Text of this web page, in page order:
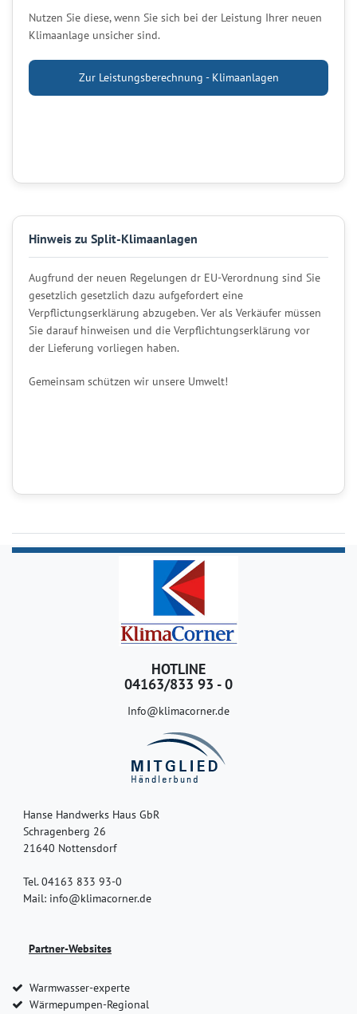
Nutzen Sie diese, wenn Sie sich bei der Leistung Ihrer neuen
Klimaanlage unsicher sind.
Zur Leistungsberechnung - Klimaanlagen
Hinweis zu Split-Klimaanlagen
Augfrund der neuen Regelungen dr EU-Verordnung sind Sie
gesetzlich gesetzlich dazu aufgefordert eine
Verpflictungserklärung abzugeben. Ver als Verkäufer müssen
Sie darauf hinweisen und die Verpflichtungserklärung vor
der Lieferung vorliegen haben.
Gemeinsam schützen wir unsere Umwelt!
HOTLINE
04163/833 93 - 0
Info@klimacorner.de
Hanse Handwerks Haus GbR
Schragenberg 26
21640 Nottensdorf
Tel. 04163 833 93-0
Mail: info@klimacorner.de
Partner-Websites
Warmwasser-experte
Wärmepumpen-Regional